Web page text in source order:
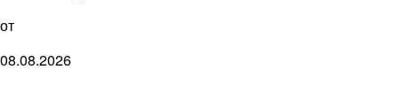
от
08.08.2026